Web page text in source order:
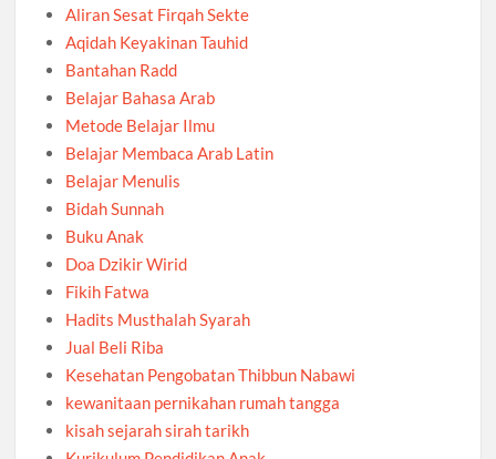
Aliran Sesat Firqah Sekte
Aqidah Keyakinan Tauhid
Bantahan Radd
Belajar Bahasa Arab
Metode Belajar Ilmu
Belajar Membaca Arab Latin
Belajar Menulis
Bidah Sunnah
Buku Anak
Doa Dzikir Wirid
Fikih Fatwa
Hadits Musthalah Syarah
Jual Beli Riba
Kesehatan Pengobatan Thibbun Nabawi
kewanitaan pernikahan rumah tangga
kisah sejarah sirah tarikh